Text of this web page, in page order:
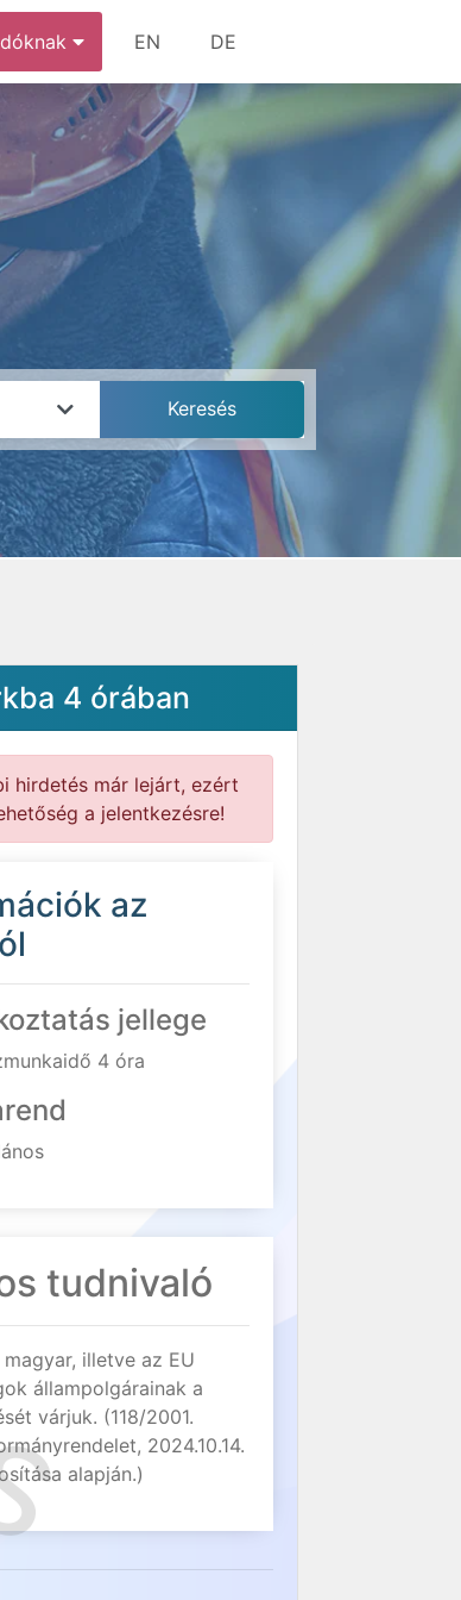
EN DE
4 órában
hirdetés már lejárt, ezért
a jelentkezésre!
az
jellege
4 óra
tudnivaló
illetve az EU
állampolgárainak a
várjuk. (118/2001.
2024.10.14.
alapján.)